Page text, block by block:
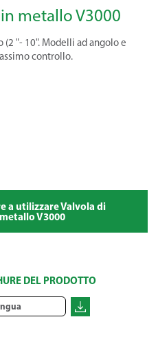
metallo V3000
"- 10". Modelli ad angolo e
controllo.
a utilizzare Valvola di
V3000
DEL PRODOTTO